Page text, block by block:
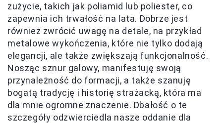
zużycie, takich jak poliamid lub poliester, co
zapewnia ich trwałość na lata. Dobrze jest
również zwrócić uwagę na detale, na przykład
metalowe wykończenia, które nie tylko dodają
elegancji, ale także zwiększają funkcjonalność.
Nosząc sznur galowy, manifestuję swoją
przynależność do formacji, a także szanuję
bogatą tradycję i historię strażacką, która ma
dla mnie ogromne znaczenie. Dbałość o te
szczegóły odzwierciedla nasze oddanie dla